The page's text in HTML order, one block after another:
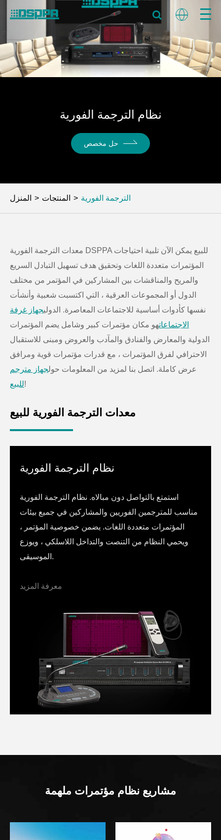
نظام الترجمة الفورية
حل مخصص
المنزل المنتجات الترجمة الفورية
معدات الترجمة الفورية DSPPA للبيع يمكن الآن تلبية احتياجات
المؤتمرات متعددة اللغات وتحقيق هدف تسهيل التبادل السريع
والمريح والمناقشات بين المشاركين في المؤتمر من مختلف
الدول أو المجموعات العرقية ، التي اكتسبت شعبية وأنشأت
نفسها كأدوات أساسية للاجتماعات المعاصرة. الدوليجهاز غرفة
الاجتماعاتهو مكان مؤتمرات كبير وشامل يضم المؤتمرات
الدولية والمعارض والفنادق والمآدب والعروض ومبنى للاستقبال
الاحترافي لفرق المؤتمرات ، مع قدرات مؤتمرات قوية ومرافق
عرض كاملة. اتصل بنا لمزيد من المعلومات حولجهاز مترجم
للبيع!
معدات الترجمة الفورية للبيع
نظام الترجمة الفورية
استمتع بالتواصل دون مبالاه. نظام الترجمة الفورية
مناسب للمترجمين الفوريين والمشاركين في جميع بيئات
المؤتمرات متعددة اللغات. يضمن خصوصية المؤتمر ،
ويحمي النظام من التنصت والتداخل اللاسلكي ، ويوزع
الموسيقى.
معرفة المزيد
مشاريع نظام مؤتمرات ملهمة